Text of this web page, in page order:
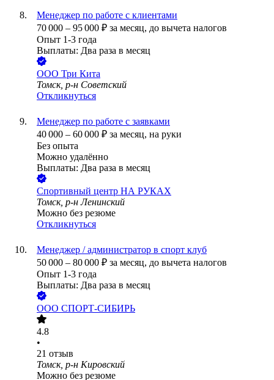
Менеджер по работе с клиентами
70 000 – 95 000 ₽ за месяц, до вычета налогов
Опыт 1-3 года
Выплаты: Два раза в месяц
ООО Три Кита
Томск, р-н Советский
Откликнуться
Менеджер по работе с заявками
40 000 – 60 000 ₽ за месяц, на руки
Без опыта
Можно удалённо
Выплаты: Два раза в месяц
Спортивный центр НА РУКАХ
Томск, р-н Ленинский
Можно без резюме
Откликнуться
Менеджер / администратор в спорт клуб
50 000 – 80 000 ₽ за месяц, до вычета налогов
Опыт 1-3 года
Выплаты: Два раза в месяц
ООО СПОРТ-СИБИРЬ
4.8
•
21 отзыв
Томск, р-н Кировский
Можно без резюме